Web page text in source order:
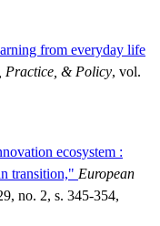
from everyday life
Practice, & Policy, vol.
ecosystem :
transition," European
no. 2, s. 345-354,